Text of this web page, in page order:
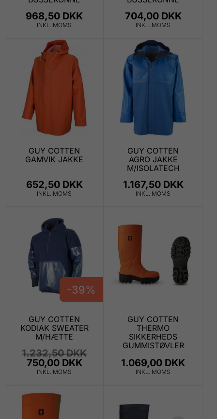
968,50 DKK
INKL. MOMS
704,00 DKK
INKL. MOMS
GUY COTTEN
GAMVIK JAKKE
652,50 DKK
INKL. MOMS
GUY COTTEN
AGRO JAKKE
M/ISOLATECH
1.167,50 DKK
INKL. MOMS
-39%
GUY COTTEN
KODIAK SWEATER
M/HÆTTE
1.232,50 DKK
750,00 DKK
INKL. MOMS
GUY COTTEN
THERMO
SIKKERHEDS
GUMMISTØVLER
1.069,00 DKK
INKL. MOMS